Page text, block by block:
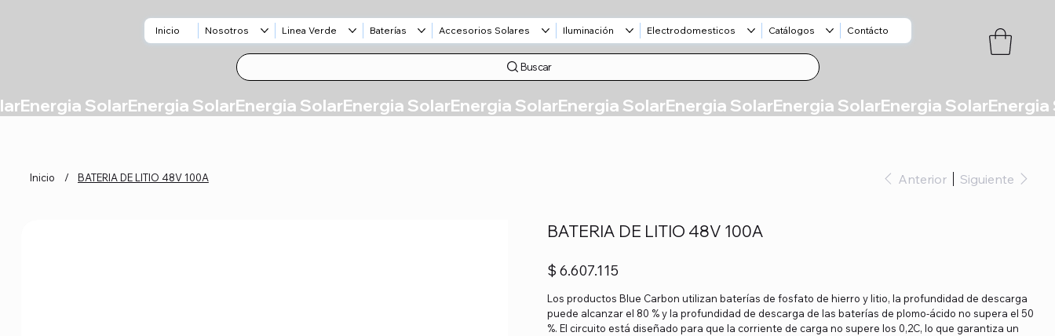
Inicio Nosotros Linea Verde Baterías Accesorios Solares Iluminación Electrodomesticos Catálogos Contácto
Buscar
Inicio / BATERIA DE LITIO 48V 100A Anterior Siguiente
BATERIA DE LITIO 48V 100A
Precio
$ 6.607.115
Los productos Blue Carbon utilizan baterías de fosfato de hierro y litio, la profundidad de descarga
puede alcanzar el 80 % y la profundidad de descarga de las baterías de plomo-ácido no supera el 50
%. El circuito está diseñado para que la corriente de carga no supere los 0,2C, lo que garantiza un